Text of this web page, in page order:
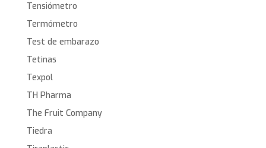
Tensiómetro
Termómetro
Test de embarazo
Tetinas
Texpol
TH Pharma
The Fruit Company
Tiedra